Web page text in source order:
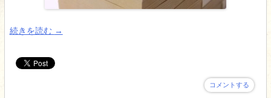
続きを読む →
コメントする